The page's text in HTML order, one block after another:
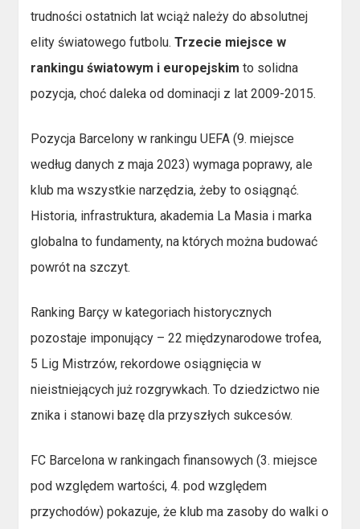
trudności ostatnich lat wciąż należy do absolutnej
elity światowego futbolu.Trzecie miejsce w
rankingu światowym i europejskim to solidna
pozycja, choć daleka od dominacji z lat 2009-2015.
Pozycja Barcelony w rankingu UEFA (9. miejsce
według danych z maja 2023) wymaga poprawy, ale
klub ma wszystkie narzędzia, żeby to osiągnąć.
Historia, infrastruktura, akademia La Masia i marka
globalna to fundamenty, na których można budować
powrót na szczyt.
Ranking Barçy w kategoriach historycznych
pozostaje imponujący – 22 międzynarodowe trofea,
5 Lig Mistrzów, rekordowe osiągnięcia w
nieistniejących już rozgrywkach. To dziedzictwo nie
znika i stanowi bazę dla przyszłych sukcesów.
FC Barcelona w rankingach finansowych (3. miejsce
pod względem wartości, 4. pod względem
przychodów) pokazuje, że klub ma zasoby do walki o